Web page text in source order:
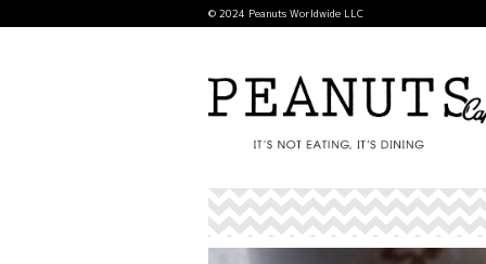
© 2024 Peanuts Worldwide LLC